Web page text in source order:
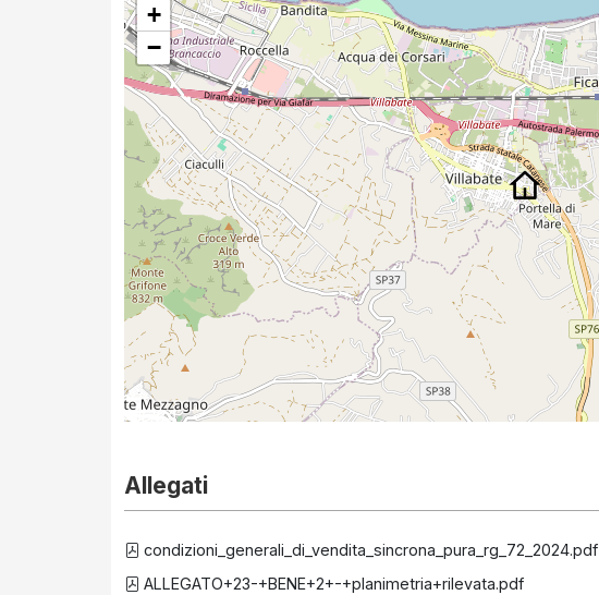
+
−
Allegati
condizioni_generali_di_vendita_sincrona_pura_rg_72_2024.pdf
ALLEGATO+23-+BENE+2+-+planimetria+rilevata.pdf